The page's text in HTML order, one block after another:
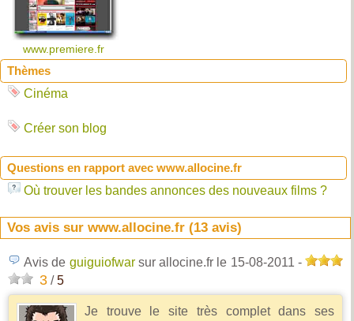
www.premiere.fr
Thèmes
Cinéma
Créer son blog
Questions en rapport avec www.allocine.fr
Où trouver les bandes annonces des nouveaux films ?
Vos avis sur www.allocine.fr (13 avis)
Avis de guiguiofwarsur allocine.fr le 15-08-2011 -
3 /5
Je trouve le site très complet dans ses